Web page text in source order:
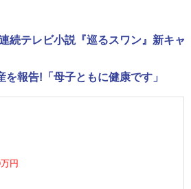
続テレビ小説『巡るスワン』新キャ
を報告!「母子ともに健康です」
円